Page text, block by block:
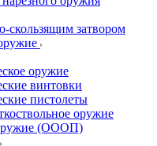
скользящим затвором
оружие
винтовки
пистолеты
оружие
(ОООП)